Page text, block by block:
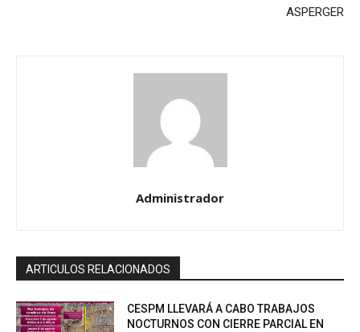
ASPERGER
Administrador
ARTICULOS RELACIONADOS
CESPM LLEVARÁ A CABO TRABAJOS
NOCTURNOS CON CIERRE PARCIAL EN